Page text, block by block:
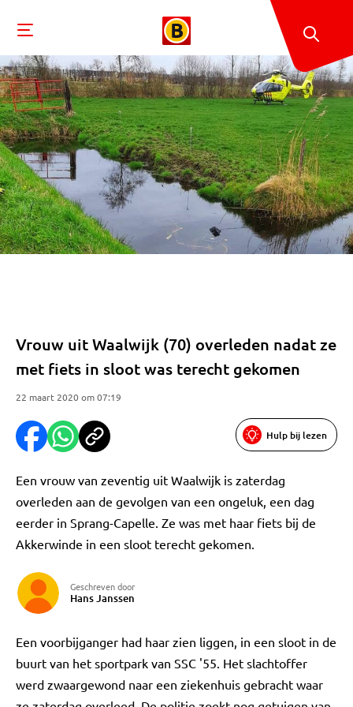
Vrouw uit Waalwijk (70) overleden nadat ze
met fiets in sloot was terecht gekomen
22 maart 2020 om 07:19
Hulp bij lezen
Een vrouw van zeventig uit Waalwijk is zaterdag
overleden aan de gevolgen van een ongeluk, een dag
eerder in Sprang-Capelle. Ze was met haar fiets bij de
Akkerwinde in een sloot terecht gekomen.
Geschreven door
Hans Janssen
Een voorbijganger had haar zien liggen, in een sloot in de
buurt van het sportpark van SSC '55. Het slachtoffer
werd zwaargewond naar een ziekenhuis gebracht waar